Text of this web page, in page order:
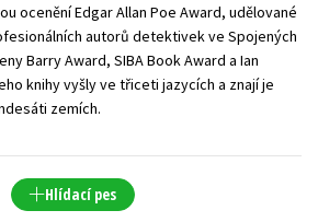
dospělé
Populárně - naučné pro děti
Příroda a zahrada
Přírodní vědy
Technika a věda
Učebnice
ocenění Edgar Allan Poe Award, udělované
autorů detektivek ve Spojených
Barry Award, SIBA Book Award a Ian
knihy vyšly ve třiceti jazycích a znají je
zemích.
Hlídací pes